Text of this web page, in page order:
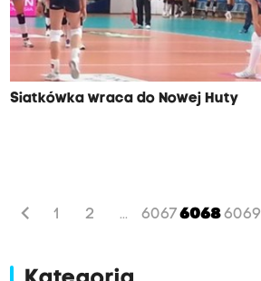
Siatkówka wraca do Nowej Huty
chevron_left 1 2 ... 6067 60686069